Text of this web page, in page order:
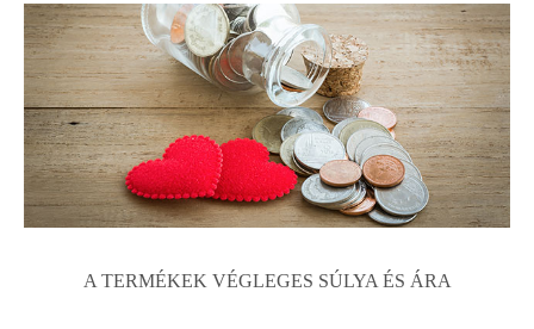
A TERMÉKEK VÉGLEGES SÚLYA ÉS ÁRA